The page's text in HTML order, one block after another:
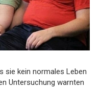
sie kein normales Leben
Untersuchung warnten